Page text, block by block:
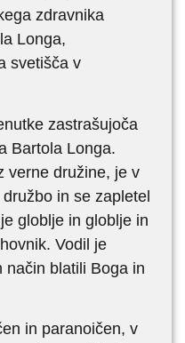
zdravnika
Longa,
svetišča v
zastrašujoča
Bartola Longa.
verne družine, je v
in se zapletel
globlje in globlje in
Vodil je
način blatili Boga in
in paranoičen, v